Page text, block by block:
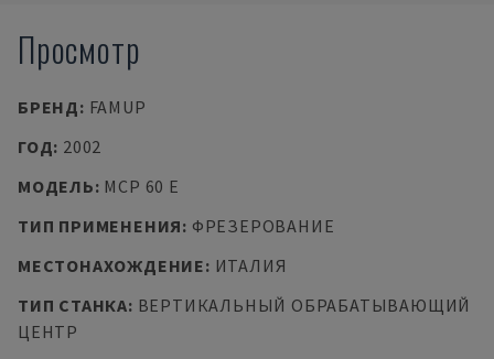
Просмотр
БРЕНД: FAMUP
ГОД: 2002
МОДЕЛЬ: MCP 60 E
ТИП ПРИМЕНЕНИЯ: ФРЕЗЕРОВАНИЕ
МЕСТОНАХОЖДЕНИЕ: ИТАЛИЯ
ТИП СТАНКА: ВЕРТИКАЛЬНЫЙ ОБРАБАТЫВАЮЩИЙ
ЦЕНТР